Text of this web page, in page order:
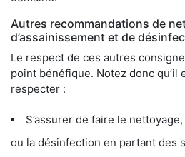
Autres recommandations de
d’assainissement et de
Le respect de ces autres
point bénéfique. Notez donc qu’il
respecter :
S’assurer de faire le
ou la désinfection en partant des